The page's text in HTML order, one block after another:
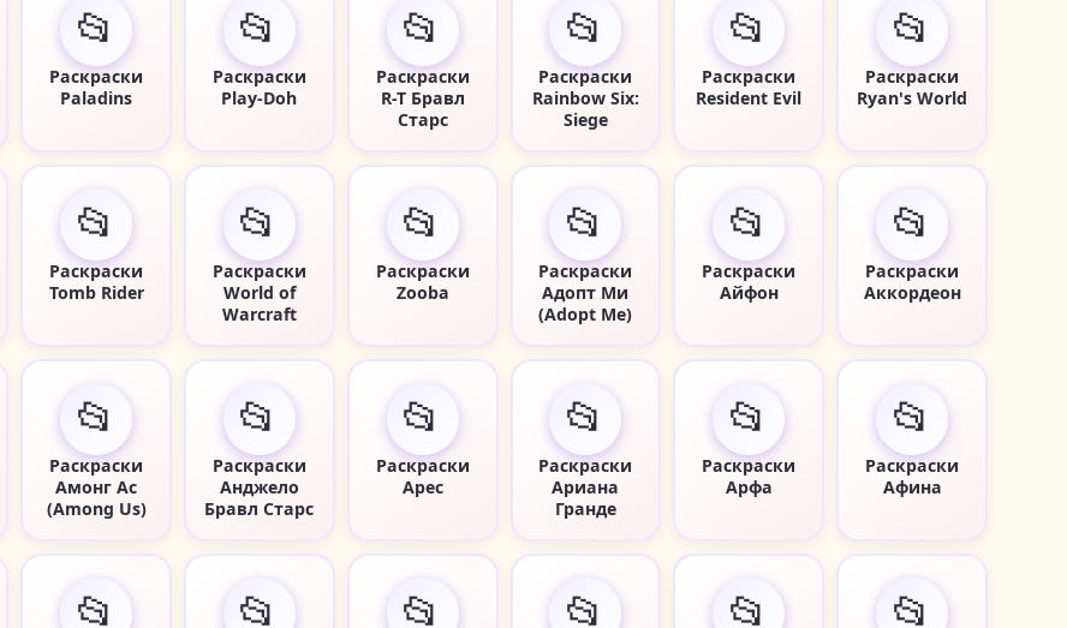
📂
Раскраски
Paladins
📂
Раскраски
Play-Doh
📂
Раскраски
R-T Бравл
Старс
📂
Раскраски
Rainbow Six:
Siege
📂
Раскраски
Resident Evil
📂
Раскраски
Ryan's World
📂
Раскраски
Tomb Rider
📂
Раскраски
World of
Warcraft
📂
Раскраски
Zooba
📂
Раскраски
Адопт Ми
(Adopt Me)
📂
Раскраски
Айфон
📂
Раскраски
Аккордеон
📂
Раскраски
Амонг Ас
(Among Us)
📂
Раскраски
Анджело
Бравл Старс
📂
Раскраски
Арес
📂
Раскраски
Ариана
Гранде
📂
Раскраски
Арфа
📂
Раскраски
Афина
📂 📂 📂 📂 📂 📂